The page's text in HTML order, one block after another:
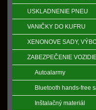
USKLADNENIE PNEU
VANIČKY DO KUFRU
XENONOVE SADY,
ZABEZPEČENIE
Autoalarmy
Bluetooth hands-free
Inštalačný materiál